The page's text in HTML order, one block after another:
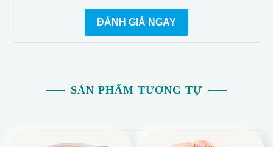
ĐÁNH GIÁ NGAY
SẢN PHẨM TƯƠNG TỰ